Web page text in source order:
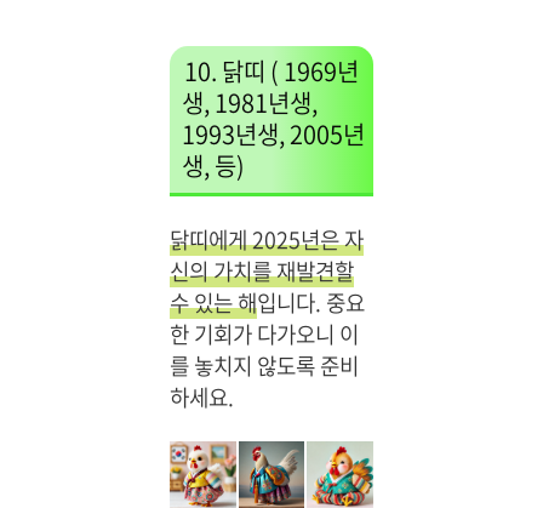
10. 닭띠 ( 1969년
생, 1981년생,
1993년생, 2005년
생, 등)
닭띠에게 2025년은 자
신의 가치를 재발견할
수 있는 해입니다. 중요
한 기회가 다가오니 이
를 놓치지 않도록 준비
하세요.